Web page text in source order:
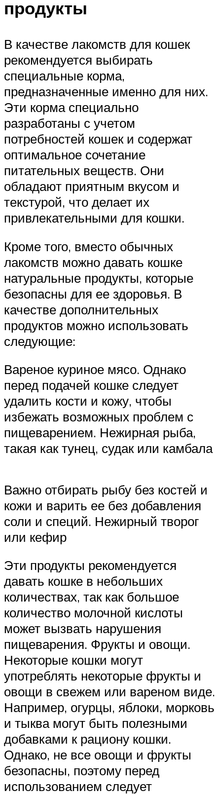
продукты
В качестве лакомств для кошек
рекомендуется выбирать
специальные корма,
предназначенные именно для них.
Эти корма специально
разработаны с учетом
потребностей кошек и содержат
оптимальное сочетание
питательных веществ. Они
обладают приятным вкусом и
текстурой, что делает их
привлекательными для кошки.
Кроме того, вместо обычных
лакомств можно давать кошке
натуральные продукты, которые
безопасны для ее здоровья. В
качестве дополнительных
продуктов можно использовать
следующие:
Вареное куриное мясо. Однако
перед подачей кошке следует
удалить кости и кожу, чтобы
избежать возможных проблем с
пищеварением. Нежирная рыба,
такая как тунец, судак или камбала
Важно отбирать рыбу без костей и
кожи и варить ее без добавления
соли и специй. Нежирный творог
или кефир
Эти продукты рекомендуется
давать кошке в небольших
количествах, так как большое
количество молочной кислоты
может вызвать нарушения
пищеварения. Фрукты и овощи.
Некоторые кошки могут
употреблять некоторые фрукты и
овощи в свежем или вареном виде.
Например, огурцы, яблоки, морковь
и тыква могут быть полезными
добавками к рациону кошки.
Однако, не все овощи и фрукты
безопасны, поэтому перед
использованием следует